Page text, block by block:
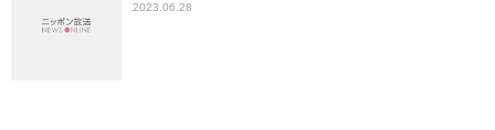
2023.06.28